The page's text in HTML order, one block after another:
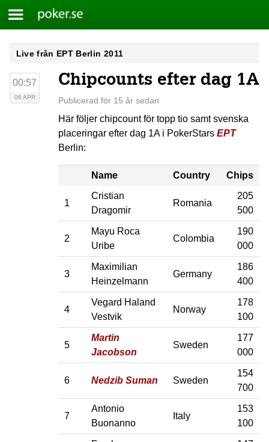
Skip
content
Meny
Poker.se
Live från EPT Berlin 2011
00:57
06 APR
Chipcounts efter dag 1A
Publicerad för 15 år sedan
Här följer chipcount för topp tio samt svenska
placeringar efter dag 1A i PokerStars EPT
Berlin:
Name Country Chips
1
Cristian
Dragomir
Romania
205
500
2
Mayu Roca
Uribe
Colombia
190
000
3
Maximilian
Heinzelmann
Germany
186
400
4
Vegard Haland
Vestvik
Norway
178
100
5
Martin
Jacobson
Sweden
177
000
6 Nedzib Suman Sweden
154
700
7
Antonio
Buonanno
Italy
153
100